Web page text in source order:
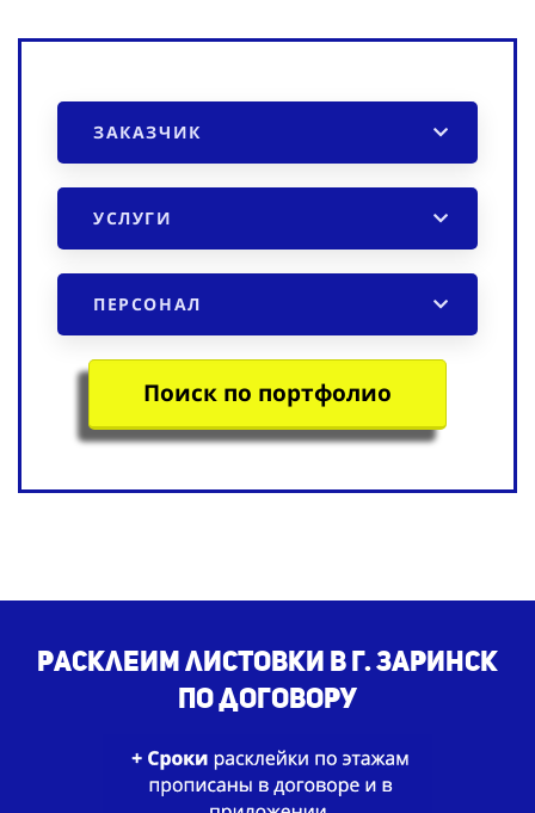
ЗАКАЗЧИК
УСЛУГИ
ПЕРСОНАЛ
Поиск по портфолио
Расклеим листовки в г. Заринск
по договору